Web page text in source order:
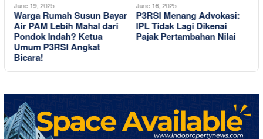
June 19, 2025
Warga Rumah Susun Bayar
Air PAM Lebih Mahal dari
Pondok Indah? Ketua
Umum P3RSI Angkat
Bicara!
June 16, 2025
P3RSI Menang Advokasi:
IPL Tidak Lagi Dikenai
Pajak Pertambahan Nilai